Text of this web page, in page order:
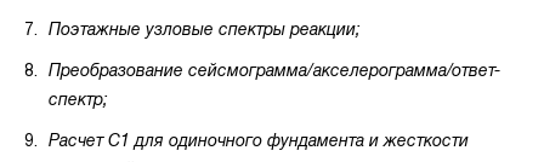
Поэтажные узловые спектры реакции;
Преобразование сейсмограмма/акселерограмма/ответ-
спектр;
Расчет С1 для одиночного фундамента и жесткости